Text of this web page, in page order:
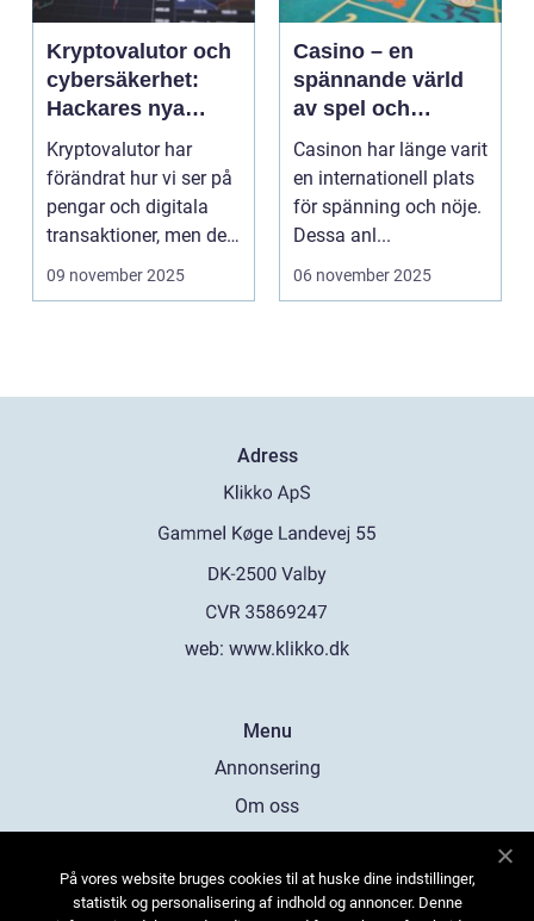
Kryptovalutor och
cybersäkerhet:
Hackares nya
lekplats
Kryptovalutor har
förändrat hur vi ser på
pengar och digitala
transaktioner, men de
...
09 november 2025
Casino – en
spännande värld
av spel och
underhållning
Casinon har länge varit
en internationell plats
för spänning och nöje.
Dessa anl...
06 november 2025
Adress
web: www.klikko.dk
Menu
Annonsering
Om oss
Kontakta oss
På vores website bruges cookies til at huske dine indstillinger,
statistik og personalisering af indhold og annoncer. Denne